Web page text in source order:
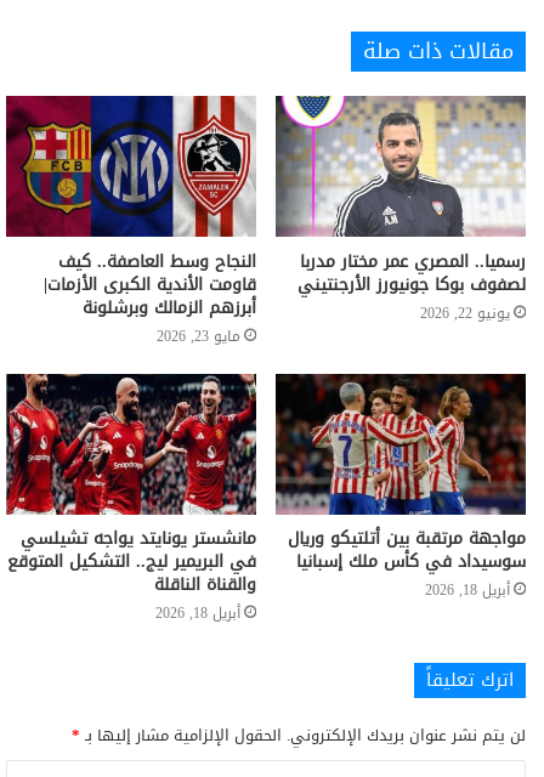
مقالات ذات صلة
رسميا.. المصري عمر مختار مدربا
لصفوف بوكا جونيورز الأرجنتيني
يونيو 22, 2026
النجاح وسط العاصفة.. كيف
قاومت الأندية الكبرى الأزمات|
أبرزهم الزمالك وبرشلونة
مايو 23, 2026
مواجهة مرتقبة بين أتلتيكو وريال
سوسيداد في كأس ملك إسبانيا
أبريل 18, 2026
مانشستر يونايتد يواجه تشيلسي
في البريمير ليج.. التشكيل المتوقع
والقناة الناقلة
أبريل 18, 2026
اترك تعليقاً
لن يتم نشر عنوان بريدك الإلكتروني. الحقول الإلزامية مشار إليها بـ*